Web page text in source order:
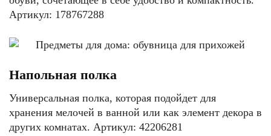
Артикул: 178767288
Напольная полка
Универсальная полка, которая подойдет для
хранения мелочей в ванной или как элемент декора в
других комнатах. Артикул: 42206281